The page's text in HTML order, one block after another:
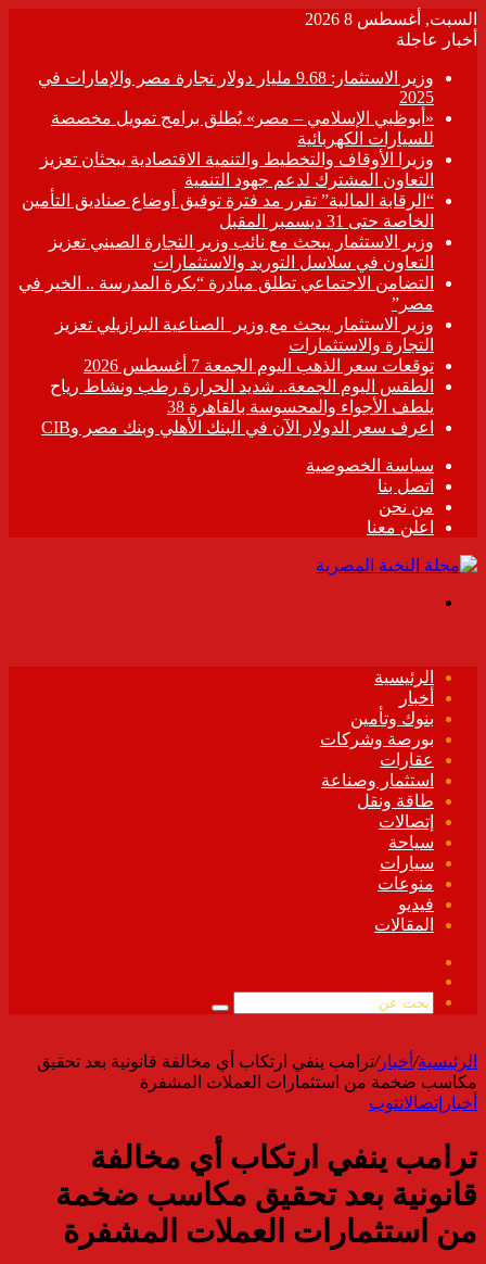
السبت, أغسطس 8 2026
أخبار عاجلة
وزير الاستثمار: 9.68 مليار دولار تجارة مصر والإمارات في
2025
«أبوظبي الإسلامي – مصر» يُطلق برامج تمويل مخصصة
للسيارات الكهربائية
وزيرا الأوقاف والتخطيط والتنمية الاقتصادية يبحثان تعزيز
التعاون المشترك لدعم جهود التنمية
“الرقابة المالية” تقرر مد فترة توفيق أوضاع صناديق التأمين
الخاصة حتى 31 ديسمبر المقبل
وزير الاستثمار يبحث مع نائب وزير التجارة الصيني تعزيز
التعاون في سلاسل التوريد والاستثمارات
التضامن الاجتماعي تطلق مبادرة “بكرة المدرسة .. الخير في
مصر”
وزير الاستثمار يبحث مع وزير الصناعية البرازيلي تعزيز
التجارة والاستثمارات
توقعات سعر الذهب اليوم الجمعة 7 أغسطس 2026
الطقس اليوم الجمعة.. شديد الحرارة رطب ونشاط رياح
يلطف الأجواء والمحسوسة بالقاهرة 38
اعرف سعر الدولار الآن في البنك الأهلي وبنك مصر وCIB
سياسة الخصوصية
اتصل بنا
من نحن
اعلن معنا
الرئيسية
أخبار
بنوك وتأمين
بورصة وشركات
عقارات
استثمار وصناعة
طاقة ونقل
إتصالات
سياحة
سيارات
منوعات
فيديو
المقالات
الموقع
بحث
الرئيسية/ أخبار/ترامب ينفي ارتكاب أي مخالفة قانونية بعد تحقيق
مكاسب ضخمة من استثمارات العملات المشفرة
أخبار إتصالاتتوب
ترامب ينفي ارتكاب أي مخالفة
قانونية بعد تحقيق مكاسب ضخمة
من استثمارات العملات المشفرة